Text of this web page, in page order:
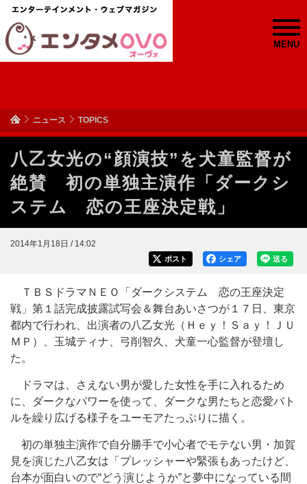
MENU
ニュース TOPICS
八乙女光の“顔演技”を犬童監督が
絶賛 初の単独主演作「ダークシ
ステム 恋の王座決定戦」
2014年1月18日 / 14:02
送る
シェア
ポスト
ＴＢＳドラマＮＥＯ「ダークシステム 恋の王座決定
戦」第１話完成披露試写会＆舞台あいさつが１７日、東京
都内で行われ、出演者の八乙女光（Ｈｅｙ！Ｓａｙ！ＪＵ
ＭＰ）、玉城ティナ、弓削智久、犬童一心監督が登壇し
た。
ドラマは、さえない男が愛した女性を手に入れるため
に、ダークなパワーを使って、ダークな男たちと恋愛バト
ルを繰り広げる様子をユーモアたっぷりに描く。
初の単独主演作で自分勝手で小心者でモテない男・加賀
見を演じた八乙女は「プレッシャーや緊張もあったけど、
台本が面白いので“どう演じようか”と夢中になっている間